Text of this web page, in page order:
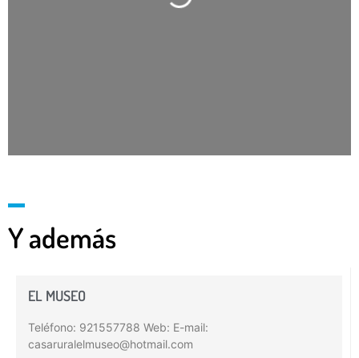
Y además
EL MUSEO
Teléfono: 921557788 Web: E-mail:
casaruralelmuseo@hotmail.com